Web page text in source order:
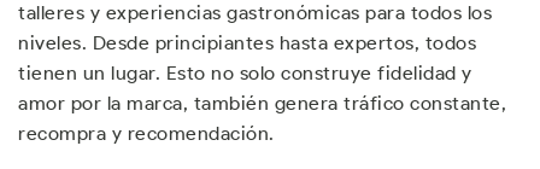
talleres y experiencias gastronómicas para todos los
niveles. Desde principiantes hasta expertos, todos
tienen un lugar. Esto no solo construye fidelidad y
amor por la marca, también genera tráfico constante,
recompra y recomendación.